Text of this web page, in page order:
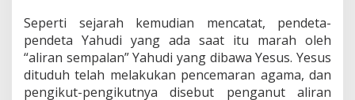
Seperti sejarah kemudian mencatat, pendeta-
pendeta Yahudi yang ada saat itu marah oleh
“aliran sempalan” Yahudi yang dibawa Yesus. Yesus
dituduh telah melakukan pencemaran agama, dan
pengikut-pengikutnya disebut penganut aliran